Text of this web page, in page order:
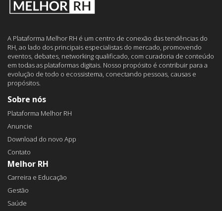
A Plataforma Melhor RH é um centro de conexão das tendências do
RH, ao lado dos principais especialistas do mercado, promovendo
eventos, debates, networking qualificado, com curadoria de conteúdo
em todas as plataformas digitais. Nosso propósito é contribuir para a
evolução de todo o ecossistema, conectando pessoas, causas e
propósitos.
Sobre nós
Plataforma Melhor RH
Anuncie
Download do novo App
Contato
Melhor RH
Carreira e Educação
Gestão
Saúde